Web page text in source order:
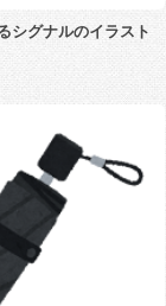
シグナルのイラスト